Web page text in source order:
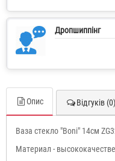
Дропшиппінг
Опис Відгуків (0)
Ваза стекло "Boni" 14см
Материал -